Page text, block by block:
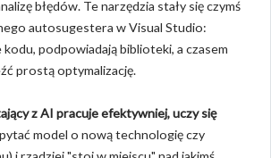
błędów. Te narzędzia stały się czymś
autosugestera w Visual Studio:
podpowiadają biblioteki, a czasem
prostą optymalizację.
z AI pracuje efektywniej, uczy się
model o nową technologię czy